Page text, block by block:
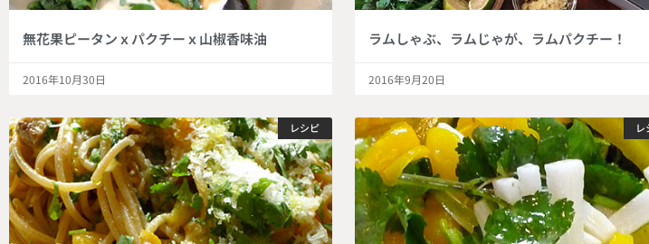
無花果ピータンｘパクチーｘ山椒香味油
2016年10月30日
ラムしゃぶ、ラムじゃが、ラムパクチー！
2016年9月20日
レシピ レ